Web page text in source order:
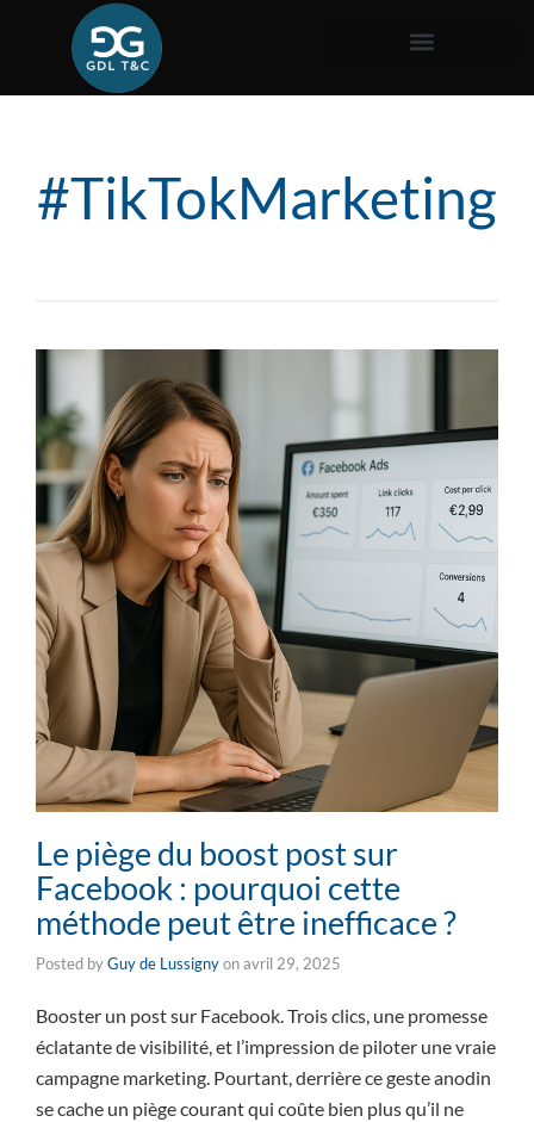
#TikTokMarketing
Le piège du boost post sur
Facebook : pourquoi cette
méthode peut être inefficace ?
Posted byGuy de Lussignyonavril 29, 2025
Booster un post sur Facebook. Trois clics, une promesse
éclatante de visibilité, et l’impression de piloter une vraie
campagne marketing. Pourtant, derrière ce geste anodin
se cache un piège courant qui coûte bien plus qu’il ne